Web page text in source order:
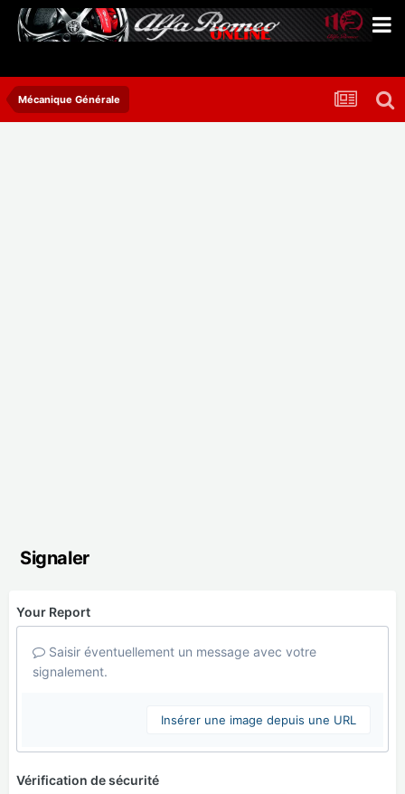
Mécanique Générale
Signaler
Your Report
Saisir éventuellement un message avec votre
signalement.
Insérer une image depuis une URL
Vérification de sécurité